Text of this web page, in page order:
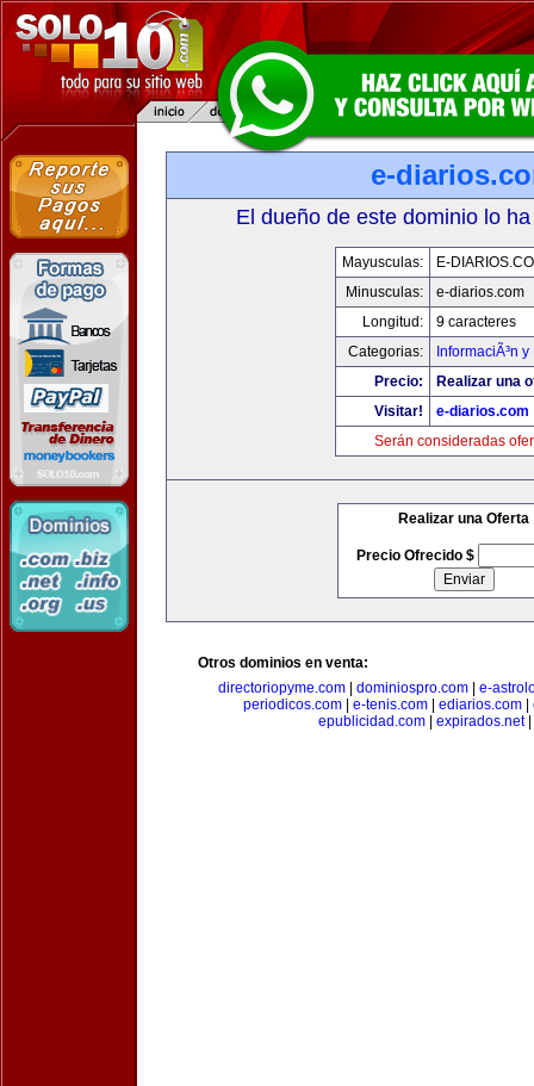
e-
El dueño de este dominio lo
Mayusculas:
E-
Minusculas:
e-diarios.com
Longitud:
9 caracteres
Categorias:
InformaciÃ³n
Precio:
Realizar una
Visitar!
e-diarios.com
Serán consideradas
Realizar una Oferta
Precio Ofrecido $
Otros dominios en venta:
directoriopyme.com| dominiospro.com| e-
periodicos.com| e-tenis.com| ediarios.com|
epublicidad.com
expirados.net|